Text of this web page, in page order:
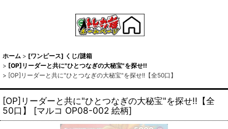
ホーム > [ワンピース] くじ/謎箱
> [OP]リーダーと共に"ひとつなぎの大秘宝"を探せ!!
> [OP]リーダーと共に"ひとつなぎの大秘宝"を探せ!!【全50口】
[OP]リーダーと共に"ひとつなぎの大秘宝"を探せ!!【全
50口】
[マルコ OP08-002 絵柄]